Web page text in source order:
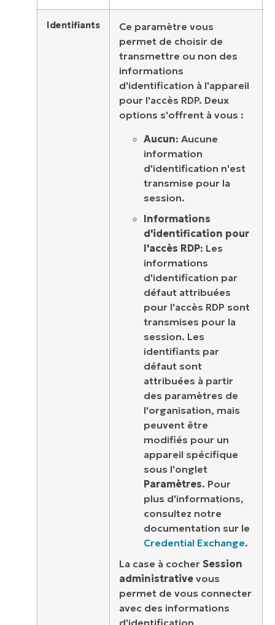
Identifiants
Ce paramètre vous
permet de choisir de
transmettre ou non des
informations
d'identification à l'appareil
pour l'accès RDP. Deux
options s'offrent à vous :
Aucun: Aucune
information
d'identification n'est
transmise pour la
session.
Informations
d'identification pour
l'accès RDP: Les
informations
d'identification par
défaut attribuées
pour l'accès RDP sont
transmises pour la
session. Les
identifiants par
défaut sont
attribuées à partir
des paramètres de
l'organisation, mais
peuvent être
modifiés pour un
appareil spécifique
sous l'onglet
Paramètres. Pour
plus d'informations,
consultez notre
documentation sur le
Credential Exchange.
La case à cocher Session
administrative vous
permet de vous connecter
avec des informations
d'identification